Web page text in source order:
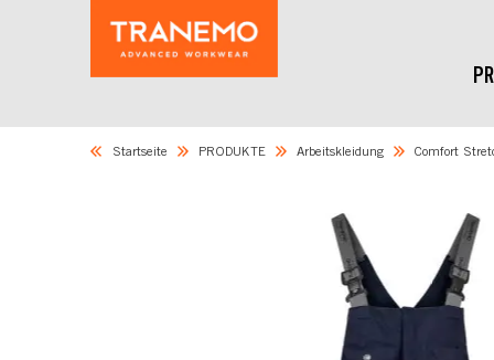
Startseite PRODUKTE Arbeitskleidung Comfort